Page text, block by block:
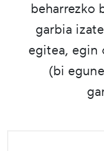
beharrezko
garbia
egitea, egin
(bi